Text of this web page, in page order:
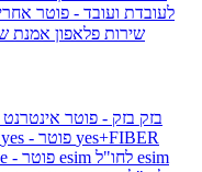
לעובדת ועובד - פוטר
שירות פלאפון אמנת
בזק בזק - פוטר אינטרנט
yes+FIBER
esim